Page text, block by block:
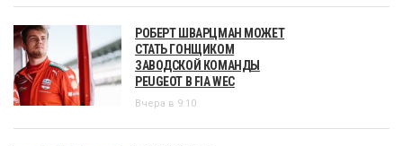
РОБЕРТ ШВАРЦМАН МОЖЕТ
СТАТЬ ГОНЩИКОМ
ЗАВОДСКОЙ КОМАНДЫ
PEUGEOT В FIA WEC
Вчера в 9:10